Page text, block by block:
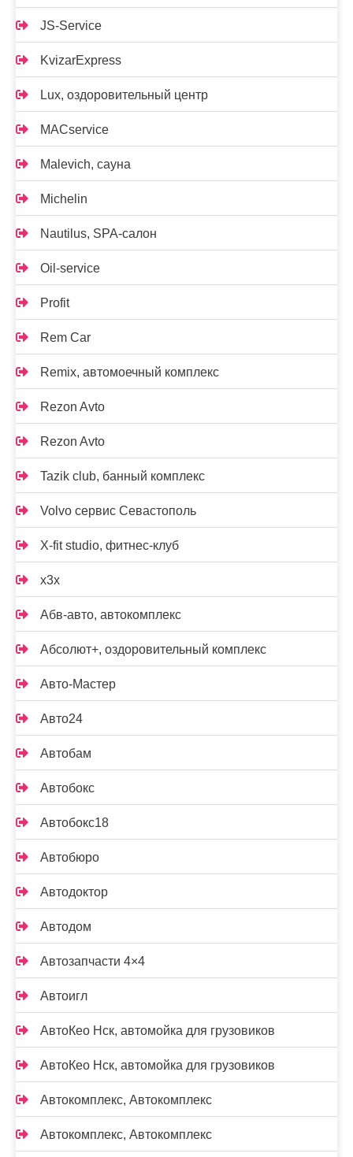
JS-Service
KvizarExpress
Lux, оздоровительный центр
MACservice
Malevich, сауна
Michelin
Nautilus, SPA-салон
Oil-service
Profit
Rem Car
Remix, автомоечный комплекс
Rezon Avto
Rezon Avto
Tazik club, банный комплекс
Volvo сервис Севастополь
X-fit studio, фитнес-клуб
x3x
Абв-авто, автокомплекс
Абсолют+, оздоровительный комплекс
Авто-Мастер
Авто24
Автобам
Автобокс
Автобокс18
Автобюро
Автодоктор
Автодом
Автозапчасти 4×4
Автоигл
АвтоКео Нск, автомойка для грузовиков
АвтоКео Нск, автомойка для грузовиков
Автокомплекс, Автокомплекс
Автокомплекс, Автокомплекс